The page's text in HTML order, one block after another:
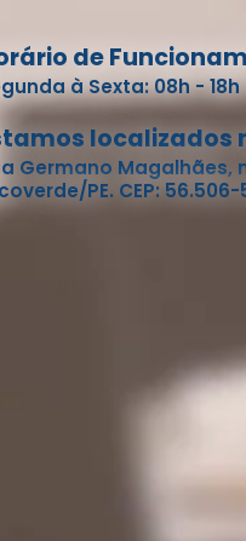
de
à Sexta: 08h - 18h
localizados
Germano Magalhães,
PE. CEP: 56.506-